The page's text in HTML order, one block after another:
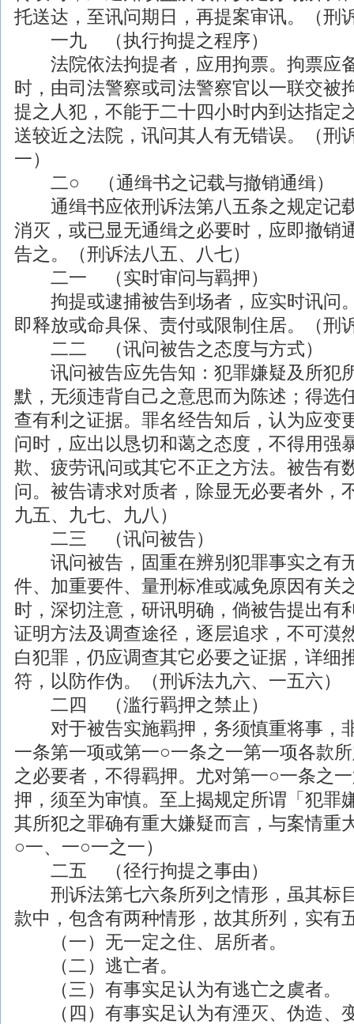
托送达，至讯问期日，再提案审讯。（刑
一九 （执行拘提之程序）
法院依法拘提者，应用拘票。拘票应
时，由司法警察或司法警察官以一联交被
提之人犯，不能于二十四小时内到达指定
送较近之法院，讯问其人有无错误。（刑
一）
二○ （通缉书之记载与撤销通缉）
通缉书应依刑诉法第八五条之规定记
消灭，或已显无通缉之必要时，应即撤销
告之。（刑诉法八五、八七）
二一 （实时审问与羁押）
拘提或逮捕被告到场者，应实时讯问
即释放或命具保、责付或限制住居。（刑
二二 （讯问被告之态度与方式）
讯问被告应先告知：犯罪嫌疑及所犯
默，无须违背自己之意思而为陈述；得选
查有利之证据。罪名经告知后，认为应变
问时，应出以恳切和蔼之态度，不得用强
欺、疲劳讯问或其它不正之方法。被告有
问。被告请求对质者，除显无必要者外，
九五、九七、九八）
二三 （讯问被告）
讯问被告，固重在辨别犯罪事实之有
件、加重要件、量刑标准或减免原因有关
时，深切注意，研讯明确，倘被告提出有
证明方法及调查途径，逐层追求，不可漠
白犯罪，仍应调查其它必要之证据，详细
符，以防作伪。（刑诉法九六、一五六）
二四 （滥行羁押之禁止）
对于被告实施羁押，务须慎重将事，
一条第一项或第一○一条之一第一项各款
之必要者，不得羁押。尤对第一○一条之
押，须至为审慎。至上揭规定所谓「犯罪
其所犯之罪确有重大嫌疑而言，与案情重
○一、一○一之一）
二五 （径行拘提之事由）
刑诉法第七六条所列之情形，虽其标
款中，包含有两种情形，故其所列，实有
（一）无一定之住、居所者。
（二）逃亡者。
（三）有事实足认为有逃亡之虞者。
（四）有事实足认为有湮灭、伪造、